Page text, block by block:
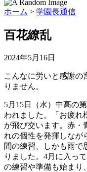
ホーム > 学園長通信
百花繚乱
2024年5月16日
こんなに労いと感謝の
りません。
5月15日（水）中高の
われました。「お疲れ
が飛び交います。赤・
れの個性を発揮しなが
間の練習、しかも雨で
りました。4月に入っ
の練習や準備も始まり